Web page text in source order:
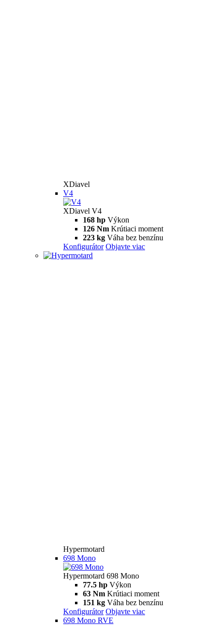
XDiavel
V4
XDiavel V4
168 hp Výkon
126 Nm Krútiaci moment
223 kg Váha bez benzínu
Konfigurátor Objavte viac
Hypermotard
698 Mono
Hypermotard 698 Mono
77.5 hp Výkon
63 Nm Krútiaci moment
151 kg Váha bez benzínu
Konfigurátor Objavte viac
698 Mono RVE